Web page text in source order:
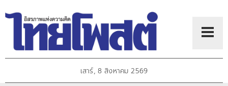
เสาร์, 8 สิงหาคม 2569